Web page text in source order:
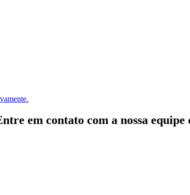
em contato com a nossa